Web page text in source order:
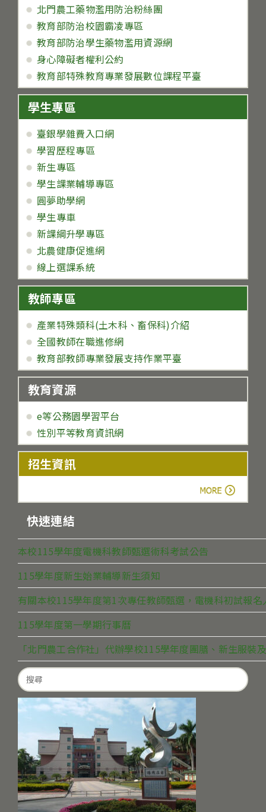
北門農工藥物濫用防治粉絲團
教育部防治校園霸凌專區
教育部防治學生藥物濫用資源網
身心障礙者權利公約
教育部特殊教育專業發展數位課程平臺
學生專區
臺銀學雜費入口網
學習歷程專區
新生專區
學生課業輔導專區
圓夢助學網
學生專車
新課綱升學專區
北農健康促進網
線上選課系統
教師專區
產業特殊類科(土木科、畜保科)介紹
全國教師在職進修網
教育部教師專業發展支持作業平臺
教育資源
e等公務園學習平台
性別平等教育資訊網
招生資訊
快速連結
本校115學年度電機科教師甄選術科考試公告
115學年度新生始業輔導新生須知
有關本校115學年度第1次專任教師甄選，電機科初試報
115學年度第一學期行事曆
「北門農工合作社」代辦學校115學年度團膳、新生服裝
Search
for: